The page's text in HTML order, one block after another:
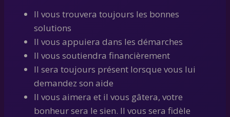
Il vous trouvera toujours les bonnes
solutions
Il vous appuiera dans les démarches
Il vous soutiendra financièrement
Il sera toujours présent lorsque vous lui
demandez son aide
Il vous aimera et il vous gâtera, votre
bonheur sera le sien. Il vous sera fidèle